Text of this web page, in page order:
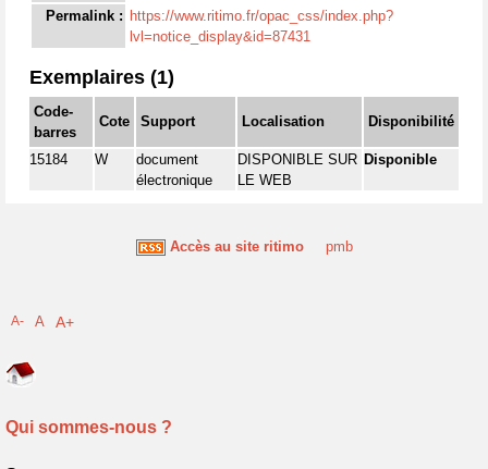
Permalink : https://www.ritimo.fr/opac_css/index.php?
lvl=notice_display&id=87431
Exemplaires (1)
Code-
barres
Cote Support Localisation Disponibilité
15184 W
document
électronique
DISPONIBLE SUR
LE WEB
Disponible
Accès au site ritimo pmb
A- A A+
Qui sommes-nous ?